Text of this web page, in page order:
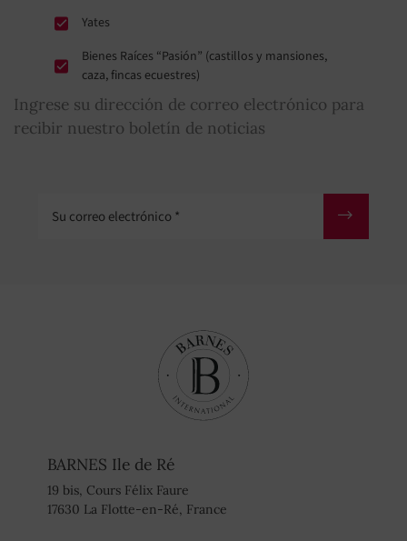
Yates
Bienes Raíces “Pasión” (castillos y mansiones,
caza, fincas ecuestres)
Ingrese su dirección de correo electrónico para
recibir nuestro boletín de noticias
BARNES Ile de Ré
19 bis, Cours Félix Faure
17630 La Flotte-en-Ré, France